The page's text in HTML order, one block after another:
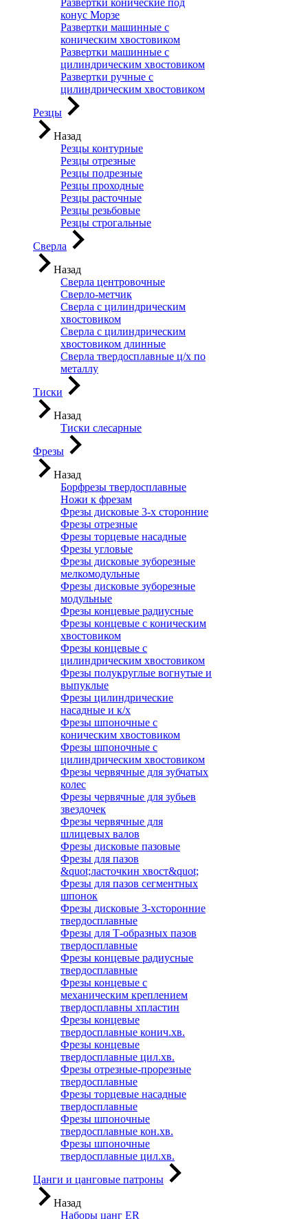
Развертки конические под
конус Морзе
Развертки машинные с
коническим хвостовиком
Развертки машинные с
цилиндрическим хвостовиком
Развертки ручные с
цилиндрическим хвостовиком
Резцы
Назад
Резцы контурные
Резцы отрезные
Резцы подрезные
Резцы проходные
Резцы расточные
Резцы резьбовые
Резцы строгальные
Сверла
Назад
Сверла центровочные
Сверло-метчик
Сверла с цилиндрическим
хвостовиком
Сверла с цилиндрическим
хвостовиком длинные
Сверла твердосплавные ц/х по
металлу
Тиски
Назад
Тиски слесарные
Фрезы
Назад
Борфрезы твердосплавные
Ножи к фрезам
Фрезы дисковые 3-х сторонние
Фрезы отрезные
Фрезы торцевые насадные
Фрезы угловые
Фрезы дисковые зуборезные
мелкомодульные
Фрезы дисковые зуборезные
модульные
Фрезы концевые радиусные
Фрезы концевые с коническим
хвостовиком
Фрезы концевые с
цилиндрическим хвостовиком
Фрезы полукруглые вогнутые и
выпуклые
Фрезы цилиндрические
насадные и к/х
Фрезы шпоночные с
коническим хвостовиком
Фрезы шпоночные с
цилиндрическим хвостовиком
Фрезы червячные для зубчатых
колес
Фрезы червячные для зубьев
звездочек
Фрезы червячные для
шлицевых валов
Фрезы дисковые пазовые
Фрезы для пазов
&quot;ласточкин хвост&quot;
Фрезы для пазов сегментных
шпонок
Фрезы дисковые 3-хсторонние
твердосплавные
Фрезы для Т-образных пазов
твердосплавные
Фрезы концевые радиусные
твердосплавные
Фрезы концевые с
механическим креплением
твердосплавны хпластин
Фрезы концевые
твердосплавные конич.хв.
Фрезы концевые
твердосплавные цил.хв.
Фрезы отрезные-прорезные
твердосплавные
Фрезы торцевые насадные
твердосплавные
Фрезы шпоночные
твердосплавные кон.хв.
Фрезы шпоночные
твердосплавные цил.хв.
Цанги и цанговые патроны
Назад
Наборы цанг ER